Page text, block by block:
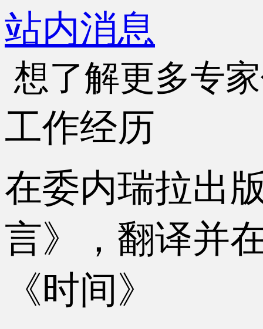
站内消息
想了解更多专
工作经历
在委内瑞拉出
言》，翻译并
《时间》